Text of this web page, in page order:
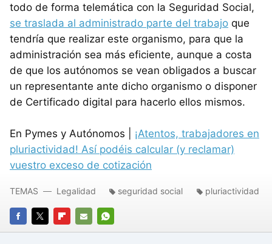
todo de forma telemática con la Seguridad Social,
se traslada al administrado parte del trabajo que
tendría que realizar este organismo, para que la
administración sea más eficiente, aunque a costa
de que los autónomos se vean obligados a buscar
un representante ante dicho organismo o disponer
de Certificado digital para hacerlo ellos mismos.
En Pymes y Autónomos | ¡Atentos, trabajadores en
pluriactividad! Así podéis calcular (y reclamar)
vuestro exceso de cotización
FACEBOOK
TWITTERFLIPBOARD
E-
WHATSAPP
TEMAS Legalidad seguridad social pluriactividad